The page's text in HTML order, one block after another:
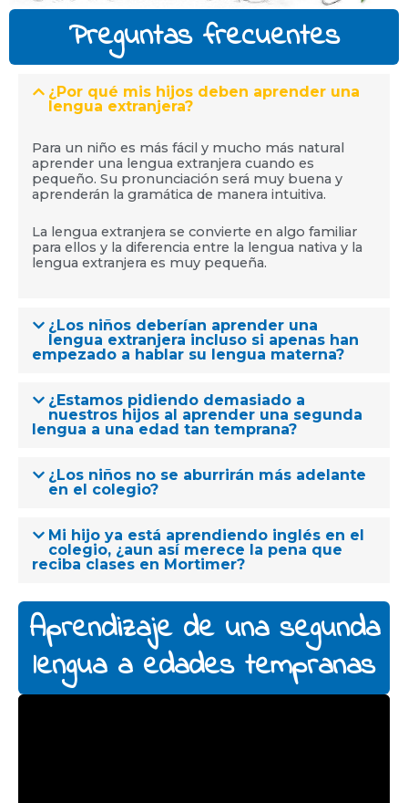
Preguntas frecuentes
¿Por qué mis hijos deben aprender una
lengua extranjera?
Para un niño es más fácil y mucho más natural
aprender una lengua extranjera cuando es
pequeño. Su pronunciación será muy buena y
aprenderán la gramática de manera intuitiva.
La lengua extranjera se convierte en algo familiar
para ellos y la diferencia entre la lengua nativa y la
lengua extranjera es muy pequeña.
¿Los niños deberían aprender una
lengua extranjera incluso si apenas han
empezado a hablar su lengua materna?
¿Estamos pidiendo demasiado a
nuestros hijos al aprender una segunda
lengua a una edad tan temprana?
¿Los niños no se aburrirán más adelante
en el colegio?
Mi hijo ya está aprendiendo inglés en el
colegio, ¿aun así merece la pena que
reciba clases en Mortimer?
Aprendizaje de una segunda
lengua a edades tempranas